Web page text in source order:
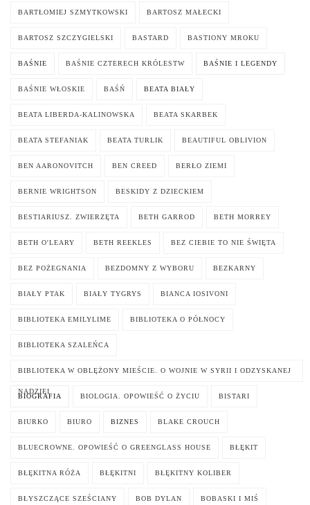
BARTŁOMIEJ SZMYTKOWSKI BARTOSZ MAŁECKI
BARTOSZ SZCZYGIELSKI BASTARD BASTIONY MROKU
BAŚNIE BAŚNIE CZTERECH KRÓLESTW BAŚNIE I LEGENDY
BAŚNIE WŁOSKIE BAŚŃ BEATA BIAŁY
BEATA LIBERDA-KALINOWSKA BEATA SKARBEK
BEATA STEFANIAK BEATA TURLIK BEAUTIFUL OBLIVION
BEN AARONOVITCH BEN CREED BERŁO ZIEMI
BERNIE WRIGHTSON BESKIDY Z DZIECKIEM
BESTIARIUSZ. ZWIERZĘTA BETH GARROD BETH MORREY
BETH O'LEARY BETH REEKLES BEZ CIEBIE TO NIE ŚWIĘTA
BEZ POŻEGNANIA BEZDOMNY Z WYBORU BEZKARNY
BIAŁY PTAK BIAŁY TYGRYS BIANCA IOSIVONI
BIBLIOTEKA EMILYLIME BIBLIOTEKA O PÓŁNOCY
BIBLIOTEKA SZALEŃCA
BIBLIOTEKA W OBLĘŻONY MIEŚCIE. O WOJNIE W SYRII I ODZYSKANEJ
NADZIEI
BIOGRAFIA BIOLOGIA. OPOWIEŚĆ O ŻYCIU BISTARI
BIURKO BIURO BIZNES BLAKE CROUCH
BLUECROWNE. OPOWIEŚĆ O GREENGLASS HOUSE BŁĘKIT
BŁĘKITNA RÓŻA BŁĘKITNI BŁĘKITNY KOLIBER
BŁYSZCZĄCE SZEŚCIANY BOB DYLAN BOBASKI I MIŚ